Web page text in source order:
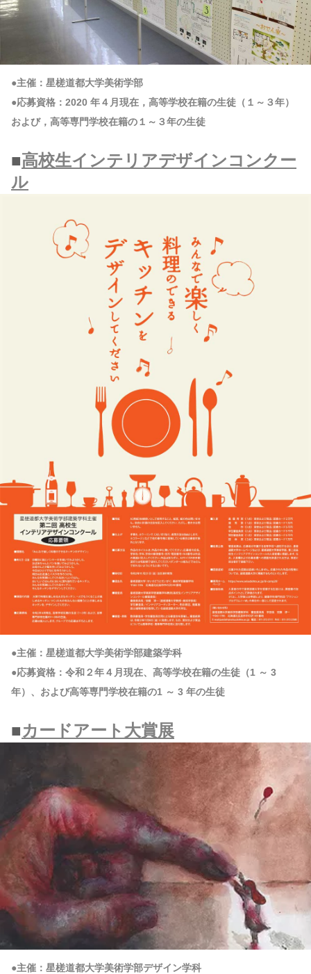
●主催：星槎道都大学美術学部
●応募資格：2020 年４月現在，高等学校在籍の生徒（１～３年）
および，高等専門学校在籍の１～３年の生徒
■高校生インテリアデザインコンクー
ル
●主催：星槎道都大学美術学部建築学科
●応募資格：令和２年４月現在、高等学校在籍の生徒（1 ～ 3
年）、および高等専門学校在籍の1 ～ 3 年の生徒
■カードアート大賞展
●主催：星槎道都大学美術学部デザイン学科